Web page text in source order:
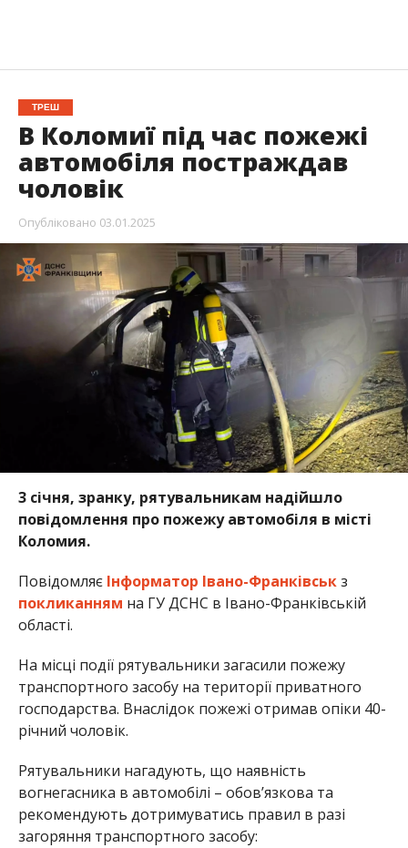
ТРЕШ
В Коломиї під час пожежі
автомобіля постраждав
чоловік
Опубліковано 03.01.2025
3 січня, зранку, рятувальникам надійшло
повідомлення про пожежу автомобіля в місті
Коломия.
Повідомляє Інформатор Івано-Франківськз
покликанням на ГУ ДСНС в Івано-Франківській
області.
На місці події рятувальники загасили пожежу
транспортного засобу на території приватного
господарства. Внаслідок пожежі отримав опіки 40-
річний чоловік.
Рятувальники нагадують, що наявність
вогнегасника в автомобілі – обов’язкова та
рекомендують дотримуватись правил в разі
загоряння транспортного засобу: